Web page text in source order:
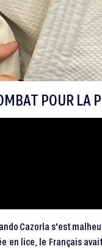
POUR LA
Cazorla s'est
en lice, le Français